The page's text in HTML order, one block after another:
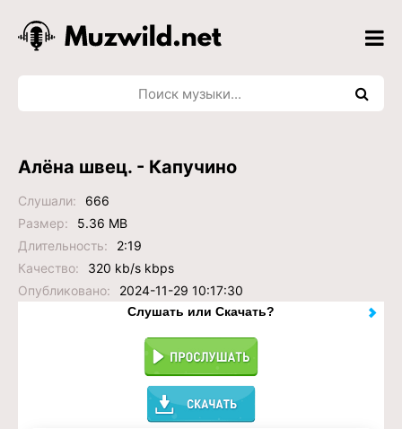
Алёна швец. - Капучино
Слушали:
666
Размер:
5.36 MB
Длительность:
2:19
Качество:
320 kb/s kbps
Опубликовано:
2024-11-29 10:17:30
Слушать или Скачать?